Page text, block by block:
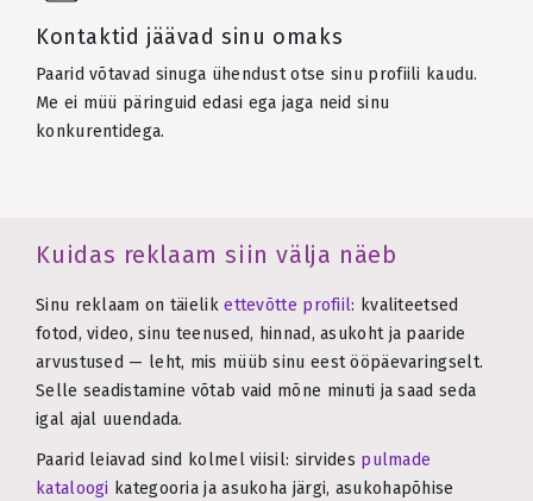
Kontaktid jäävad sinu omaks
Paarid võtavad sinuga ühendust otse sinu profiili kaudu.
Me ei müü päringuid edasi ega jaga neid sinu
konkurentidega.
Kuidas reklaam siin välja näeb
Sinu reklaam on täielikettevõtte profiil: kvaliteetsed
fotod, video, sinu teenused, hinnad, asukoht ja paaride
arvustused — leht, mis müüb sinu eest ööpäevaringselt.
Selle seadistamine võtab vaid mõne minuti ja saad seda
igal ajal uuendada.
Paarid leiavad sind kolmel viisil: sirvides pulmade
kataloogi kategooria ja asukoha järgi, asukohapõhise